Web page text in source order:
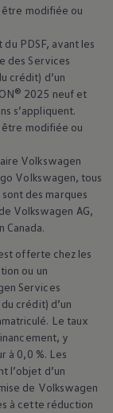
modifiée ou
PDSF, avant les
des Services
crédit) d’un
2025 neuf et
s’appliquent.
modifiée ou
Volkswagen
Volkswagen, tous
des marques
Volkswagen AG,
Canada.
offerte chez les
ou un
Services
crédit) d’un
Le taux
y
à 0,0 %. Les
l’objet d’un
de Volkswagen
à cette réduction